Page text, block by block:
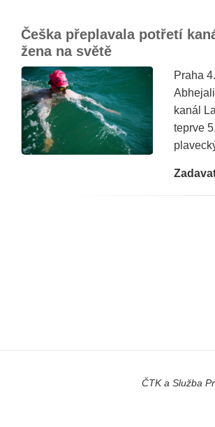
Češka přeplavala potřetí
žena na světě
Praha
kanál
teprve
ČTK a Služba